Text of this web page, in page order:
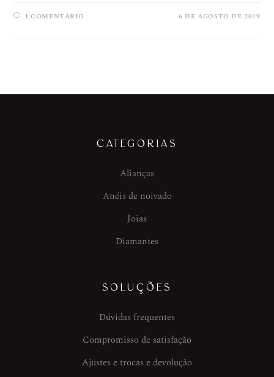
1 COMENTÁRIO 6 DE AGOSTO DE 2019
CATEGORIAS
Alianças
Anéis de noivado
Joias
Diamantes
SOLUÇÕES
Dúvidas frequentes
Compromisso de satisfação
Ajustes e trocas e devolução